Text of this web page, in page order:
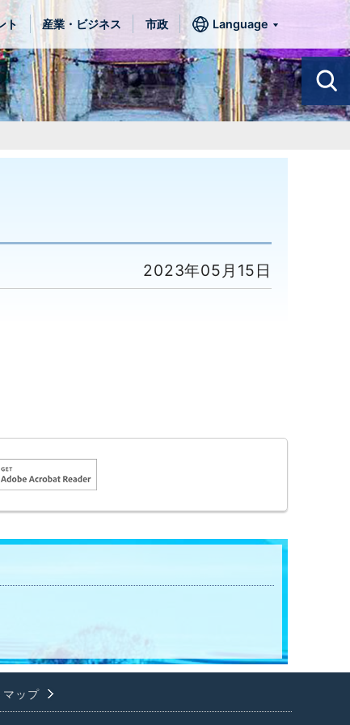
ト 産業・ビジネス 市政 Language
2023年05月15日
マップ